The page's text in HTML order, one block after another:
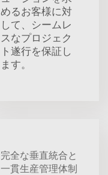
めるお客様に対
して、シームレ
スなプロジェク
ト遂行を保証し
ます。
完全な垂直統合と
一貫生産管理体制